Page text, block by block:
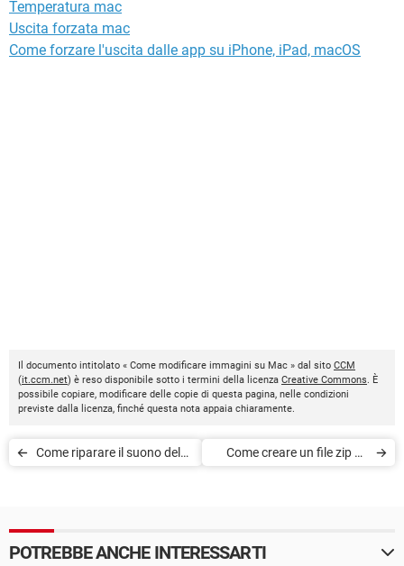
Temperatura mac
Uscita forzata mac
Come forzare l'uscita dalle app su iPhone, iPad, macOS
Il documento intitolato « Come modificare immagini su Mac » dal sito CCM
(it.ccm.net) è reso disponibile sotto i termini della licenza Creative Commons. È
possibile copiare, modificare delle copie di questa pagina, nelle condizioni
previste dalla licenza, finché questa nota appaia chiaramente.
Come riparare il suono del
Come creare un file zip su
POTREBBE ANCHE INTERESSARTI